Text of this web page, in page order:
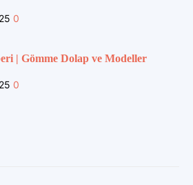
0
| Gömme Dolap ve Modeller
0